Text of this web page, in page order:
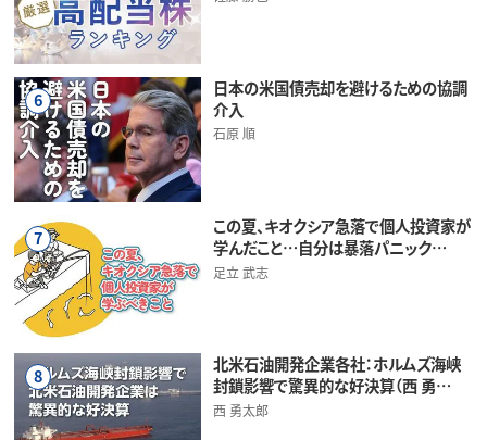
6
日本の米国債売却を避けるための協調
介入
石原 順
7
この夏、キオクシア急落で個人投資家が
学んだこと…自分は暴落パニック…
足立 武志
8
北米石油開発企業各社：ホルムズ海峡
封鎖影響で驚異的な好決算（西 勇…
西 勇太郎